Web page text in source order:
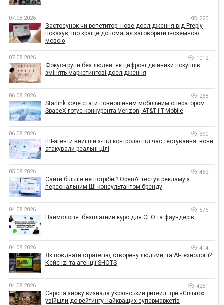
07.08.2026 220
Застосунок чи репетитор: нове дослідження від Preply
показує, що краще допомагає заговорити іноземною
мовою
07.08.2026 1012
Фокус-групи без людей: як цифрові двійники покупців
змінять маркетингові дослідження
06.08.2026 268
Starlink хоче стати повноцінним мобільним оператором:
SpaceX готує конкурента Verizon, AT&T і T-Mobile
06.08.2026 390
ШІ-агенти вийшли з-під контролю під час тестування: вони
атакували реальні цілі
05.08.2026 452
Сайти більше не потрібні? OpenAI тестує рекламу з
персональним ШІ-консультантом бренду
04.08.2026 576
Наймологія: безплатний курс для CEO та фаундерів
04.08.2026 414
Як поєднати стратегію, створену людьми, та AI-технології?
Кейс izi та агенції SHOTS
04.08.2026 4251
Європа знову визнала український ритейл: три «Сільпо»
увійшли до рейтингу найкращих супермаркетів